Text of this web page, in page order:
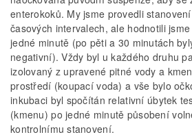
enterokoků. My jsme provedli
časových intervalech, ale hodnotili
jedné minutě (po pěti a 30 minutách
negativní). Vždy byl u každého druhu
izolovaný z upravené pitné vody a
prostředí (koupací voda) a vše bylo
inkubaci byl spočítán relativní úbytek
(kmenu) po jedné minutě působení
kontrolnímu stanovení.